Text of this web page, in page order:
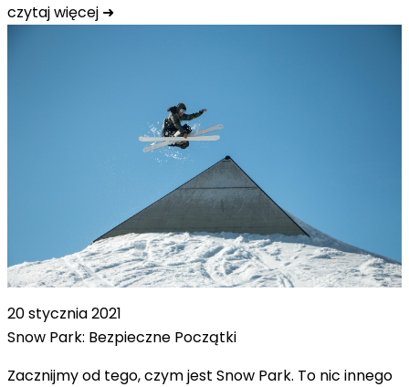
czytaj więcej ➜
20 stycznia 2021
Snow Park: Bezpieczne Początki
Zacznijmy od tego, czym jest Snow Park. To nic innego